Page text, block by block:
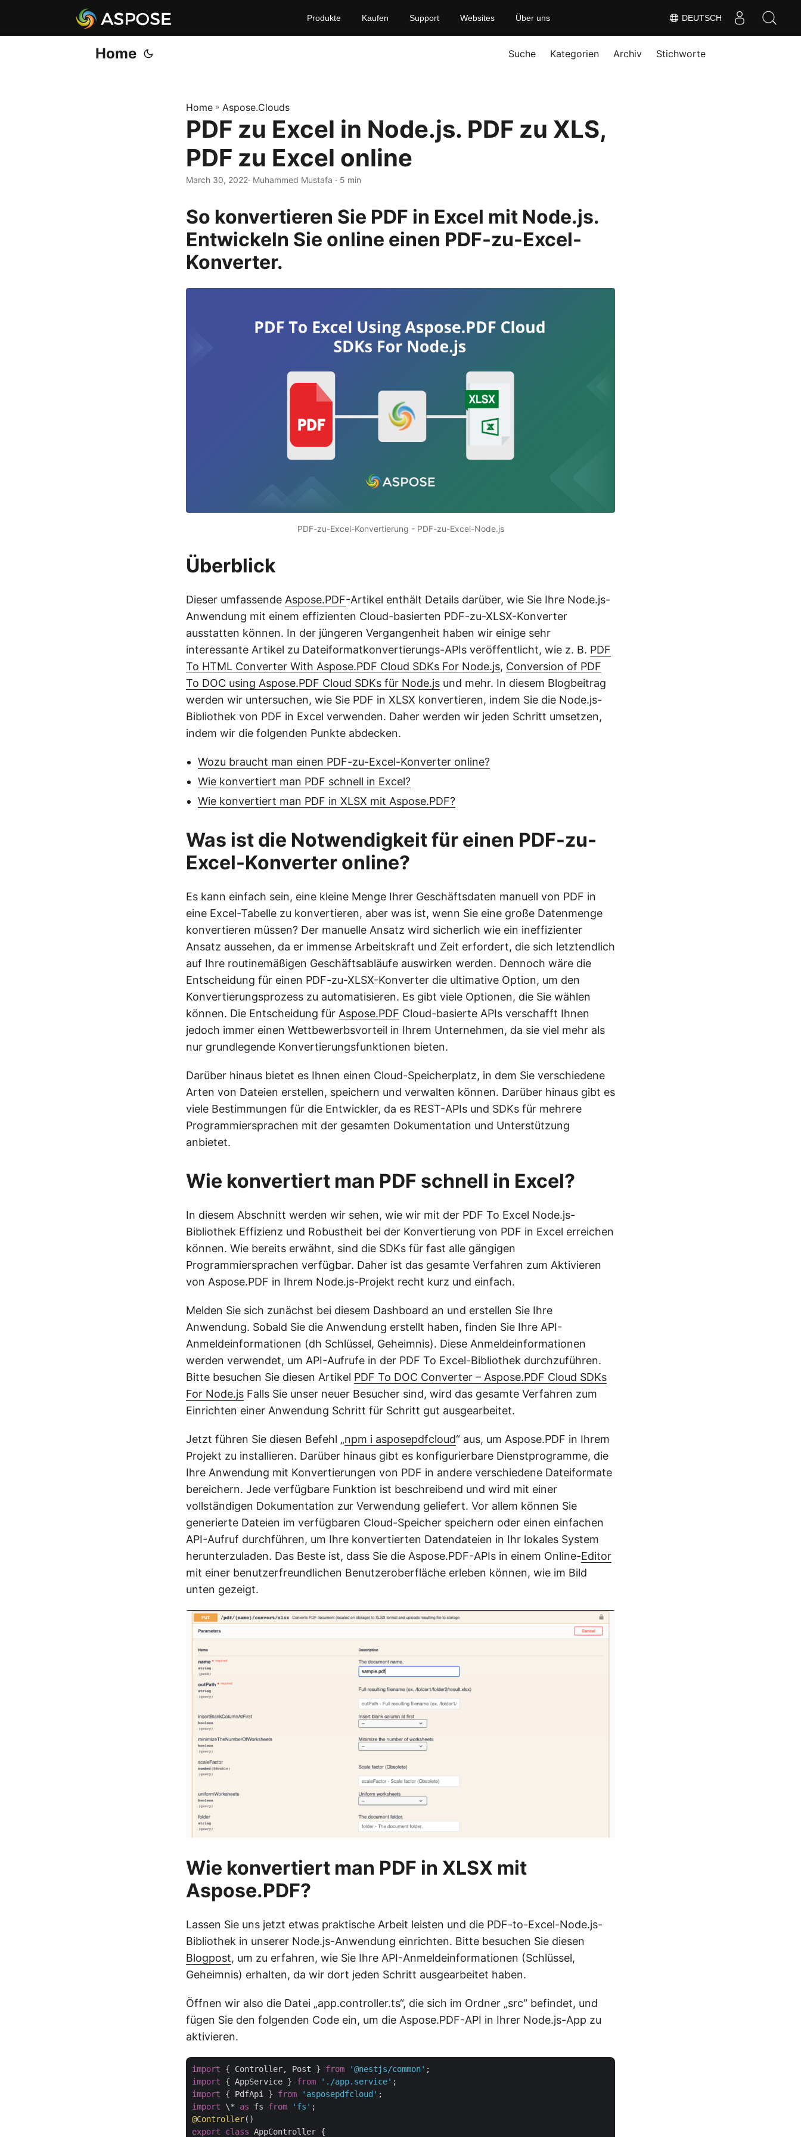
DEUTSCH
Produkte Kaufen Support Websites Über uns
Home Suche Kategorien Archiv Stichworte
Home » Aspose.Clouds
PDF zu Excel in Node.js. PDF zu XLS,
PDF zu Excel online
March 30, 2022· Muhammed Mustafa · 5 min
So konvertieren Sie PDF in Excel mit Node.js.
Entwickeln Sie online einen PDF-zu-Excel-
Konverter.
PDF-zu-Excel-Konvertierung - PDF-zu-Excel-Node.js
Überblick
Dieser umfassende Aspose.PDF-Artikel enthält Details darüber, wie Sie Ihre Node.js-
Anwendung mit einem effizienten Cloud-basierten PDF-zu-XLSX-Konverter
ausstatten können. In der jüngeren Vergangenheit haben wir einige sehr
interessante Artikel zu Dateiformatkonvertierungs-APIs veröffentlicht, wie z. B. PDF
To HTML Converter With Aspose.PDF Cloud SDKs For Node.js, Conversion of PDF
To DOC using Aspose.PDF Cloud SDKs für Node.js und mehr. In diesem Blogbeitrag
werden wir untersuchen, wie Sie PDF in XLSX konvertieren, indem Sie die Node.js-
Bibliothek von PDF in Excel verwenden. Daher werden wir jeden Schritt umsetzen,
indem wir die folgenden Punkte abdecken.
Wozu braucht man einen PDF-zu-Excel-Konverter online?
Wie konvertiert man PDF schnell in Excel?
Wie konvertiert man PDF in XLSX mit Aspose.PDF?
Was ist die Notwendigkeit für einen PDF-zu-
Excel-Konverter online?
Es kann einfach sein, eine kleine Menge Ihrer Geschäftsdaten manuell von PDF in
eine Excel-Tabelle zu konvertieren, aber was ist, wenn Sie eine große Datenmenge
konvertieren müssen? Der manuelle Ansatz wird sicherlich wie ein ineffizienter
Ansatz aussehen, da er immense Arbeitskraft und Zeit erfordert, die sich letztendlich
auf Ihre routinemäßigen Geschäftsabläufe auswirken werden. Dennoch wäre die
Entscheidung für einen PDF-zu-XLSX-Konverter die ultimative Option, um den
Konvertierungsprozess zu automatisieren. Es gibt viele Optionen, die Sie wählen
können. Die Entscheidung für Aspose.PDF Cloud-basierte APIs verschafft Ihnen
jedoch immer einen Wettbewerbsvorteil in Ihrem Unternehmen, da sie viel mehr als
nur grundlegende Konvertierungsfunktionen bieten.
Darüber hinaus bietet es Ihnen einen Cloud-Speicherplatz, in dem Sie verschiedene
Arten von Dateien erstellen, speichern und verwalten können. Darüber hinaus gibt es
viele Bestimmungen für die Entwickler, da es REST-APIs und SDKs für mehrere
Programmiersprachen mit der gesamten Dokumentation und Unterstützung
anbietet.
Wie konvertiert man PDF schnell in Excel?
In diesem Abschnitt werden wir sehen, wie wir mit der PDF To Excel Node.js-
Bibliothek Effizienz und Robustheit bei der Konvertierung von PDF in Excel erreichen
können. Wie bereits erwähnt, sind die SDKs für fast alle gängigen
Programmiersprachen verfügbar. Daher ist das gesamte Verfahren zum Aktivieren
von Aspose.PDF in Ihrem Node.js-Projekt recht kurz und einfach.
Melden Sie sich zunächst bei diesem Dashboard an und erstellen Sie Ihre
Anwendung. Sobald Sie die Anwendung erstellt haben, finden Sie Ihre API-
Anmeldeinformationen (dh Schlüssel, Geheimnis). Diese Anmeldeinformationen
werden verwendet, um API-Aufrufe in der PDF To Excel-Bibliothek durchzuführen.
Bitte besuchen Sie diesen Artikel PDF To DOC Converter – Aspose.PDF Cloud SDKs
For Node.js Falls Sie unser neuer Besucher sind, wird das gesamte Verfahren zum
Einrichten einer Anwendung Schritt für Schritt gut ausgearbeitet.
Jetzt führen Sie diesen Befehl „npm i asposepdfcloud“ aus, um Aspose.PDF in Ihrem
Projekt zu installieren. Darüber hinaus gibt es konfigurierbare Dienstprogramme, die
Ihre Anwendung mit Konvertierungen von PDF in andere verschiedene Dateiformate
bereichern. Jede verfügbare Funktion ist beschreibend und wird mit einer
vollständigen Dokumentation zur Verwendung geliefert. Vor allem können Sie
generierte Dateien im verfügbaren Cloud-Speicher speichern oder einen einfachen
API-Aufruf durchführen, um Ihre konvertierten Datendateien in Ihr lokales System
herunterzuladen. Das Beste ist, dass Sie die Aspose.PDF-APIs in einem Online-Editor
mit einer benutzerfreundlichen Benutzeroberfläche erleben können, wie im Bild
unten gezeigt.
Wie konvertiert man PDF in XLSX mit
Aspose.PDF?
Lassen Sie uns jetzt etwas praktische Arbeit leisten und die PDF-to-Excel-Node.js-
Bibliothek in unserer Node.js-Anwendung einrichten. Bitte besuchen Sie diesen
Blogpost, um zu erfahren, wie Sie Ihre API-Anmeldeinformationen (Schlüssel,
Geheimnis) erhalten, da wir dort jeden Schritt ausgearbeitet haben.
Öffnen wir also die Datei „app.controller.ts“, die sich im Ordner „src“ befindet, und
fügen Sie den folgenden Code ein, um die Aspose.PDF-API in Ihrer Node.js-App zu
aktivieren.
import { Controller, Post } from '@nestjs/common'
import { AppService } from './app.service'
import { PdfApi } from 'asposepdfcloud'
import \* as fs from 'fs'
@Controller
export
class AppController {